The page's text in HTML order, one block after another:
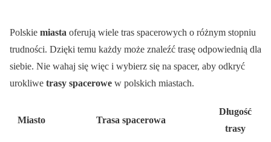
Polskie miasta oferują wiele tras spacerowych o różnym stopniu
trudności. Dzięki temu każdy może znaleźć trasę odpowiednią dla
siebie. Nie wahaj się więc i wybierz się na spacer, aby odkryć
urokliwe trasy spacerowe w polskich miastach.
Miasto Trasa spacerowa
Długość
trasy